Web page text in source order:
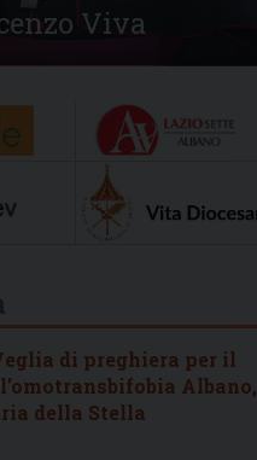
Viva
di preghiera per il
Albano,
della Stella